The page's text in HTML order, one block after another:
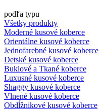
podľa typu
Všetky produkty
Moderné kusové koberce
Orientálne kusové koberce
Jednofarebné kusové koberce
Detské kusové koberce
Buklové a Tkané koberce
Luxusné kusové koberce
Shaggy kusové koberce
Vlnené kusové koberce
Obdĺžnikové kusové koberce